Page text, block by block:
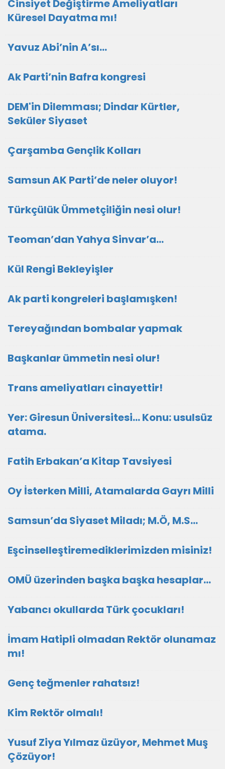
Cinsiyet Değiştirme Ameliyatları
Küresel Dayatma mı!
Yavuz Abi’nin A’sı…
Ak Parti’nin Bafra kongresi
DEM'in Dilemması; Dindar Kürtler,
Seküler Siyaset
Çarşamba Gençlik Kolları
Samsun AK Parti’de neler oluyor!
Türkçülük Ümmetçiliğin nesi olur!
Teoman’dan Yahya Sinvar’a…
Kül Rengi Bekleyişler
Ak parti kongreleri başlamışken!
Tereyağından bombalar yapmak
Başkanlar ümmetin nesi olur!
Trans ameliyatları cinayettir!
Yer: Giresun Üniversitesi… Konu: usulsüz
atama.
Fatih Erbakan’a Kitap Tavsiyesi
Oy İsterken Milli, Atamalarda Gayrı Milli
Samsun’da Siyaset Miladı; M.Ö, M.S…
Eşcinselleştiremediklerimizden misiniz!
OMÜ üzerinden başka başka hesaplar…
Yabancı okullarda Türk çocukları!
İmam Hatipli olmadan Rektör olunamaz
mı!
Genç teğmenler rahatsız!
Kim Rektör olmalı!
Yusuf Ziya Yılmaz üzüyor, Mehmet Muş
Çözüyor!